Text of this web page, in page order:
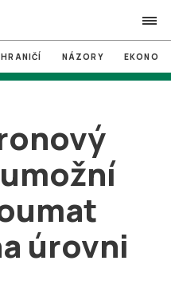
search
NÁZORY
úrovni